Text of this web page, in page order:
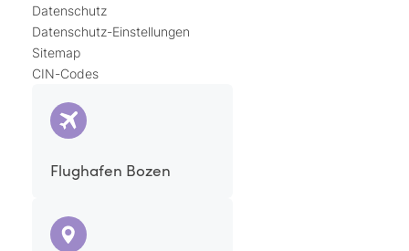
Datenschutz
Datenschutz-Einstellungen
Sitemap
CIN-Codes
Flughafen Bozen